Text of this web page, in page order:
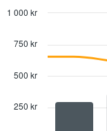
det
dagspriset
för
hyrbil
with
data
series.
The250 kr
500 kr
750 kr
1 000 kr